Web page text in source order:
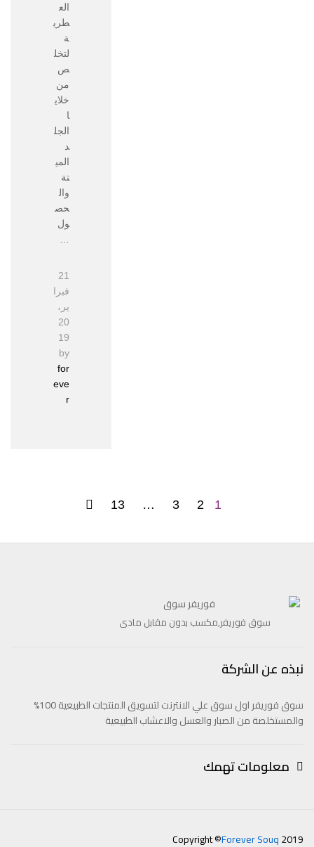
الع
طري
ة
لتخل
ص
من
خلاي
ا
الجل
د
المي
تة
وال
حص
ول
21
فبرا
ير،
20
19
by
for
eve
r
1
2
3
…
13
سوق فوريفر,مكسب بدون مقابل مادى
نبذه عن الشركة
سوق فوريفر اول سوق علي الانترنت لتسويق المنتجات الطبيعية 100%
والمستخلصة من الصبار والعسل والاعشاب الطبيعية
معلومات تهمك
Copyright ©Forever Souq2019